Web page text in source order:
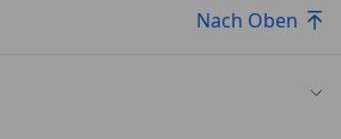
Nach Oben